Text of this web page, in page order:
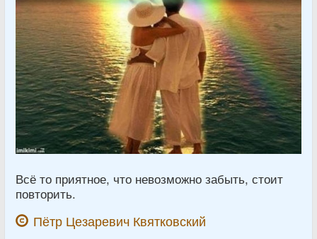
Всё то приятное, что невозможно забыть, стоит
повторить.
Пётр Цезаревич Квятковский